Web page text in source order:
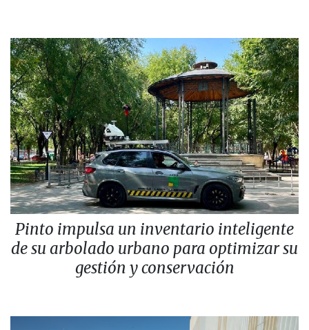
Pinto impulsa un inventario inteligente
de su arbolado urbano para optimizar su
gestión y conservación